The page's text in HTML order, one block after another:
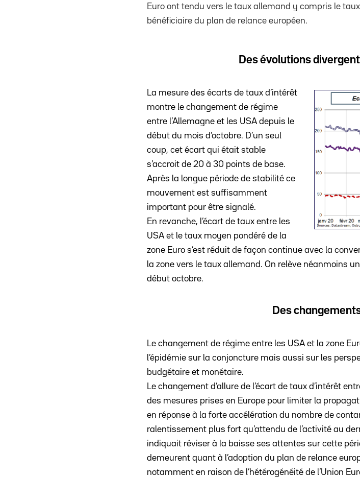
Euro ont tendu vers le taux allemand y compris le
bénéficiaire du plan de relance européen.
Des évolutions
La mesure des écarts de taux d’intérêt
montre le changement de régime
entre l’Allemagne et les USA depuis le
début du mois d’octobre. D’un seul
coup, cet écart qui était stable
s’accroit de 20 à 30 points de base.
Après la longue période de stabilité ce
mouvement est suffisamment
important pour être signalé.
En revanche, l’écart de taux entre les
USA et le taux moyen pondéré de la
zone Euro s’est réduit de façon continue avec la
la zone vers le taux allemand. On relève néanmoins
début octobre.
Des
Le changement de régime entre les USA et la zone
l’épidémie sur la conjoncture mais aussi sur les
budgétaire et monétaire.
Le changement d’allure de l’écart de taux d’intérêt
des mesures prises en Europe pour limiter la
en réponse à la forte accélération du nombre de
ralentissement plus fort qu’attendu de l’activité au
indiquait réviser à la baisse ses attentes sur cette
demeurent quant à l’adoption du plan de relance
notamment en raison de l’hétérogénéité de l’Union